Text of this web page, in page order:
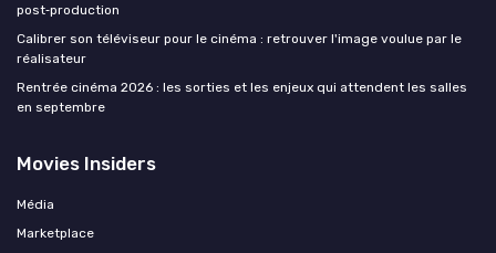
post‑production
Calibrer son téléviseur pour le cinéma : retrouver l'image voulue par le
réalisateur
Rentrée cinéma 2026 : les sorties et les enjeux qui attendent les salles
en septembre
Movies Insiders
Média
Marketplace